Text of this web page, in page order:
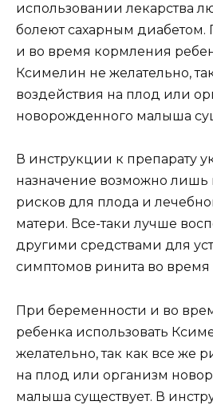
использовании лекарства
болеют сахарным
и во время кормления
Ксимелин не желательно,
воздействия на плод или
новорожденного малыша
В инструкции к препарату
назначение возможно лишь
рисков для плода и
матери. Все-таки лучше
другими средствами для
симптомов ринита во время
При беременности и во
ребенка использовать
желательно, так как все же
на плод или организм
малыша существует. В